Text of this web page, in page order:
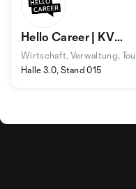
Hello Career | KV
Treuhand/Immobilien
Wirtschaft, Verwaltung,
Halle 3.0, Stand 015